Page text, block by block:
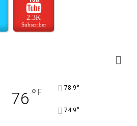
2.3K
Subscriber
76 ° F 78.9°
74.9°